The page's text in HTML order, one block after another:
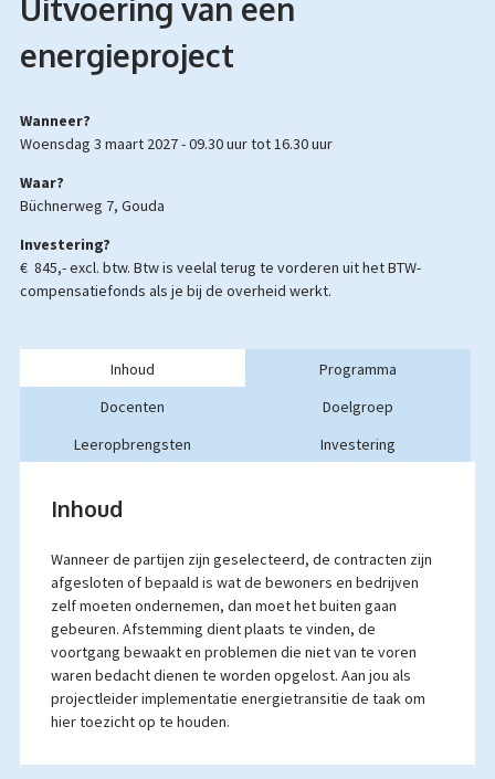
Uitvoering van een
energieproject
Wanneer?
woensdag 3 maart 2027 -09.30 uurtot16.30 uur
Waar?
Büchnerweg 7, Gouda
Investering?
€ 845,- excl. btw. Btw is veelal terug te vorderen uit het BTW-
compensatiefonds als je bij de overheid werkt.
Inhoud
Programma
Docenten
Doelgroep
Leeropbrengsten
Investering
Inhoud
Wanneer de partijen zijn geselecteerd, de contracten zijn
afgesloten of bepaald is wat de bewoners en bedrijven
zelf moeten ondernemen, dan moet het buiten gaan
gebeuren. Afstemming dient plaats te vinden, de
voortgang bewaakt en problemen die niet van te voren
waren bedacht dienen te worden opgelost. Aan jou als
projectleider implementatie energietransitie de taak om
hier toezicht op te houden.